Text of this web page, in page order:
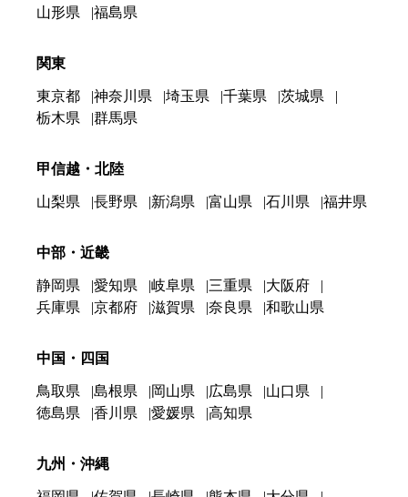
山形県
福島県
関東
東京都 神奈川県 埼玉県 千葉県
茨城県
栃木県
群馬県
甲信越・北陸
山梨県 長野県 新潟県 富山県 石川県 福井県
中部・近畿
静岡県 愛知県 岐阜県 三重県
大阪府
兵庫県
京都府 滋賀県 奈良県 和歌山県
中国・四国
鳥取県 島根県 岡山県 広島県
山口県
徳島県
香川県 愛媛県 高知県
九州・沖縄